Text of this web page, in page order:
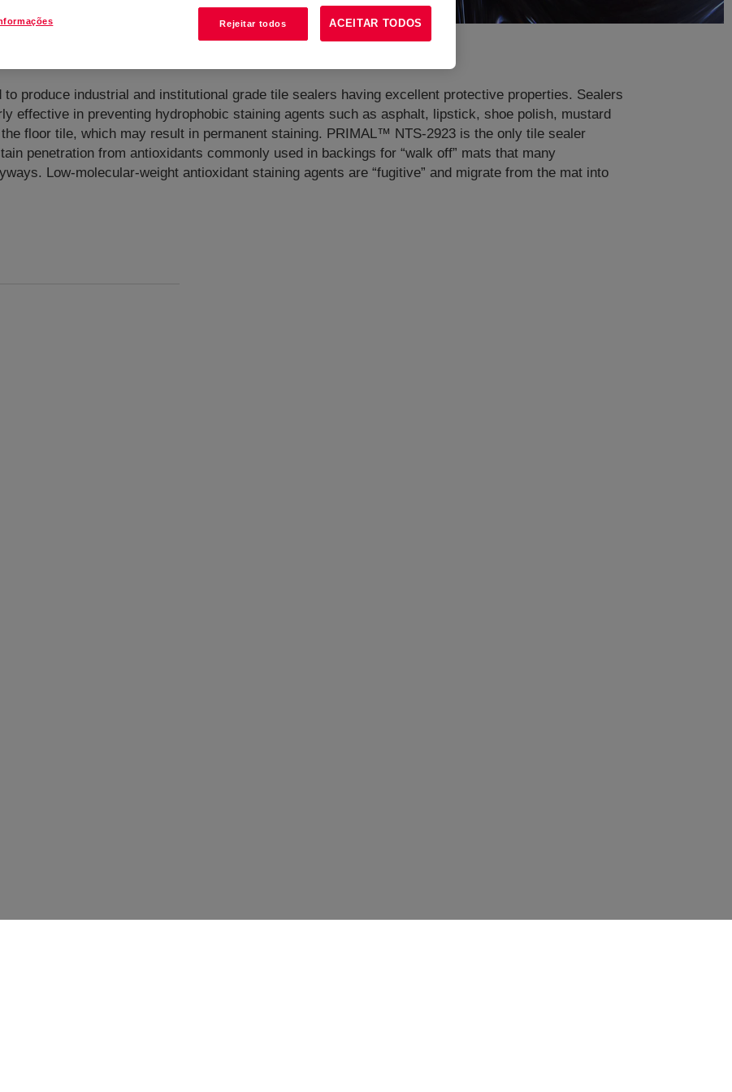
produce industrial and institutional grade tile sealers having excellent protective properties. Sealers
effective in preventing hydrophobic staining agents such as asphalt, lipstick, shoe polish, mustard
floor tile, which may result in permanent staining. PRIMAL™ NTS-2923 is the only tile sealer
penetration from antioxidants commonly used in backings for “walk off” mats that many
Low-molecular-weight antioxidant staining agents are “fugitive” and migrate from the mat into
Rejeitar todos ACEITAR TODOS